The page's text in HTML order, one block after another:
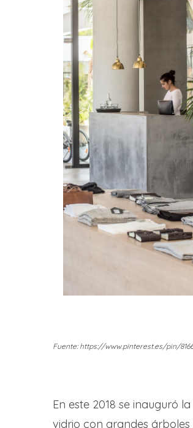
Fuente: https://www.pinterest.es/pin/
En este 2018 se inauguró
vidrio con grandes árboles